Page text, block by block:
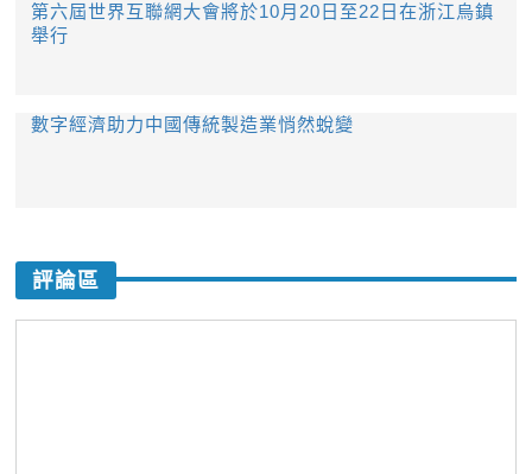
第六屆世界互聯網大會將於10月20日至22日在浙江烏鎮
舉行
數字經濟助力中國傳統製造業悄然蛻變
評論區